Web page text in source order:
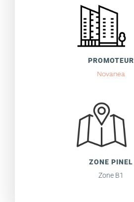
PROMOTEUR
Novanea
ZONE PINEL
Zone B1